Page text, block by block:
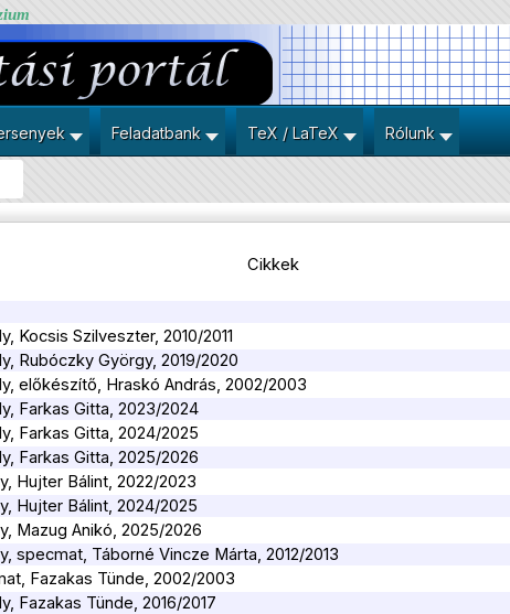
Feladatbank TeX / LaTeX Rólunk
Cikkek
Kocsis Szilveszter, 2010/2011
Rubóczky György, 2019/2020
előkészítő, Hraskó András, 2002/2003
Farkas Gitta, 2023/2024
Farkas Gitta, 2024/2025
Farkas Gitta, 2025/2026
Hujter Bálint, 2022/2023
Hujter Bálint, 2024/2025
Mazug Anikó, 2025/2026
specmat, Táborné Vincze Márta, 2012/2013
Fazakas Tünde, 2002/2003
Fazakas Tünde, 2016/2017